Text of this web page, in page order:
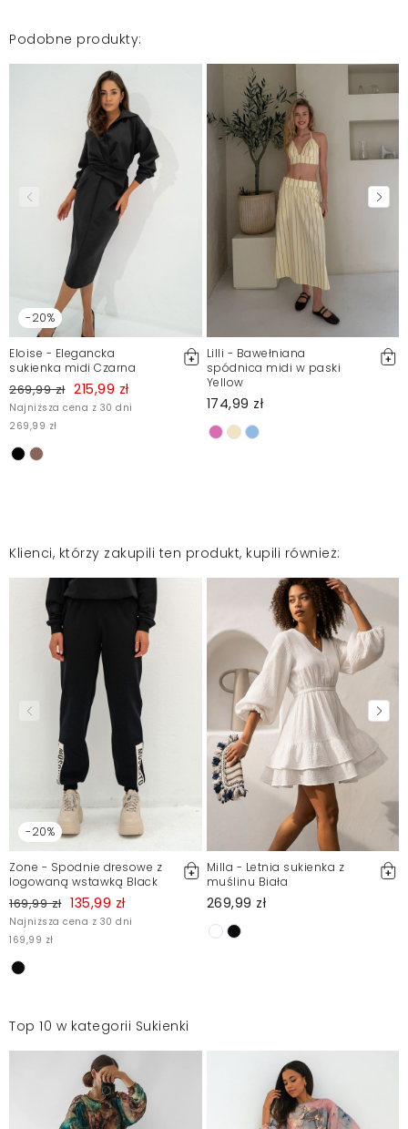
Podobne produkty:
-20%
Eloise - Elegancka
sukienka midi Czarna
269,99 zł 215,99 zł
Najniższa cena z 30 dni
269,99 zł
Lilli - Bawełniana
spódnica midi w paski
Yellow
174,99 zł
Klienci, którzy zakupili ten produkt, kupili również:
-20%
Zone - Spodnie dresowe z
logowaną wstawką Black
169,99 zł 135,99 zł
Najniższa cena z 30 dni
169,99 zł
Milla - Letnia sukienka z
muślinu Biała
269,99 zł
Top 10 w kategorii Sukienki